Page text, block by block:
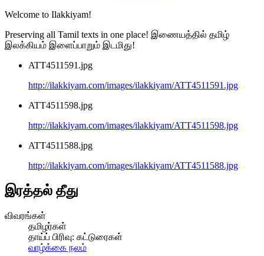
Welcome to Ilakkiyam!
Preserving all Tamil texts in one place! இணையத்தில் தமிழ்
இலக்கியம் இளைப்பாறும் இடமிது!
ATT4511591.jpg
http://ilakkiyam.com/images/ilakkiyam/ATT4511591.jpg
ATT4511598.jpg
http://ilakkiyam.com/images/ilakkiyam/ATT4511598.jpg
ATT4511588.jpg
http://ilakkiyam.com/images/ilakkiyam/ATT4511588.jpg
இரத்தல் தீது
விவரங்கள்
தமிழர்கள்
தாய்ப் பிரிவு: கட்டுரைகள்
வாழ்க்கை நலம்